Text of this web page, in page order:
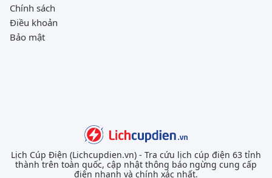
Chính sách
Điều khoản
Bảo mật
Lịch Cúp Điện (Lichcupdien.vn) - Tra cứu lịch cúp điện 63 tỉnh
thành trên toàn quốc, cập nhật thông báo ngừng cung cấp
điện nhanh và chính xác nhất.